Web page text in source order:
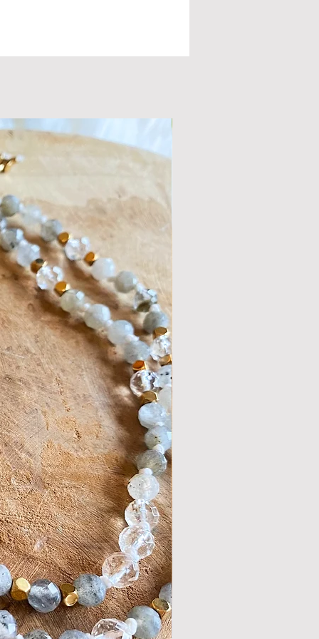
leren accepteren zoals ze zijn en
horizon. Chalcedoonkwarts helpt bij
van pijn en verdriet en werkt super
een Mookaiet of een andere aardende
helpen om wat deze steen doet te
in je systeem te verankeren, zodat je in
leven rust kunt blijven voelen.
het stuk van de foto.